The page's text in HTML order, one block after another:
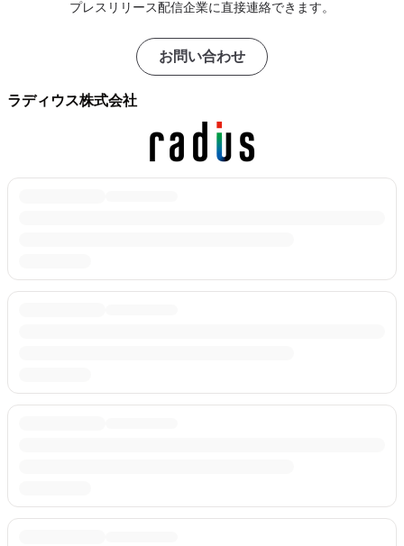
プレスリリース配信企業に直接連絡できます。
お問い合わせ
ラディウス株式会社